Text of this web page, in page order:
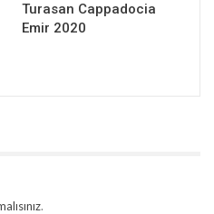
Turasan Cappadocia
Emir 2020
.